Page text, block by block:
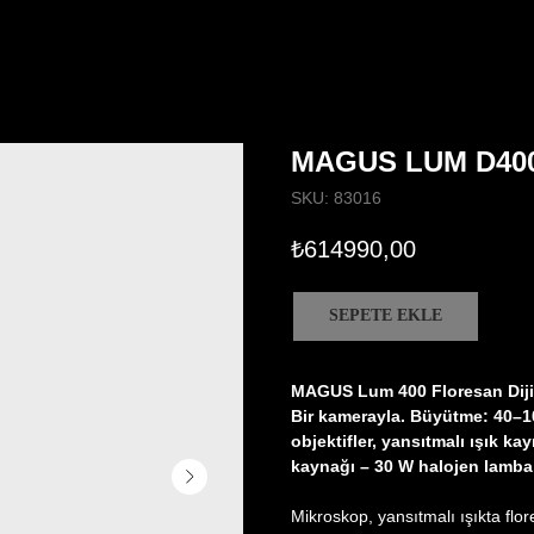
MAGUS LUM
SKU: 83016
₺614990,00
SEPETE EKLE
MAGUS Lum 400 Floresan
Bir kamerayla. Büyütme:
objektifler, yansıtmalı ışık
kaynağı – 30 W halojen
Mikroskop, yansıtmalı ışıkta